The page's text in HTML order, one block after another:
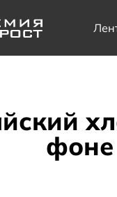
фоне